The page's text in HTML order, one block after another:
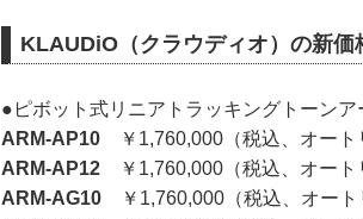
KLAUDiO（クラウディオ）の新価
●ピボット式リニアトラッキングトーンア
ARM-AP10 ￥1,760,000（税込、オート
ARM-AP12 ￥1,760,000（税込、オート
ARM-AG10 ￥1,760,000（税込、オート